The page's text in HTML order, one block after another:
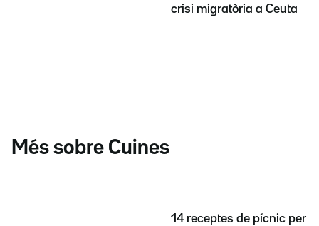
crisi migratòria a Ceuta
Més sobre Cuines
14 receptes de pícnic per